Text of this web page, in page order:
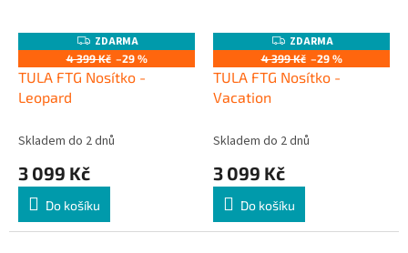
Z
D
A
R
ZDARMA
4 399 Kč –29 %
TULA FTG Nosítko -
Leopard
Skladem do 2 dnů
3 099 Kč
Do košíku
Z
D
A
R
ZDARMA
4 399 Kč –29 %
TULA FTG Nosítko -
Vacation
Skladem do 2 dnů
3 099 Kč
Do košíku